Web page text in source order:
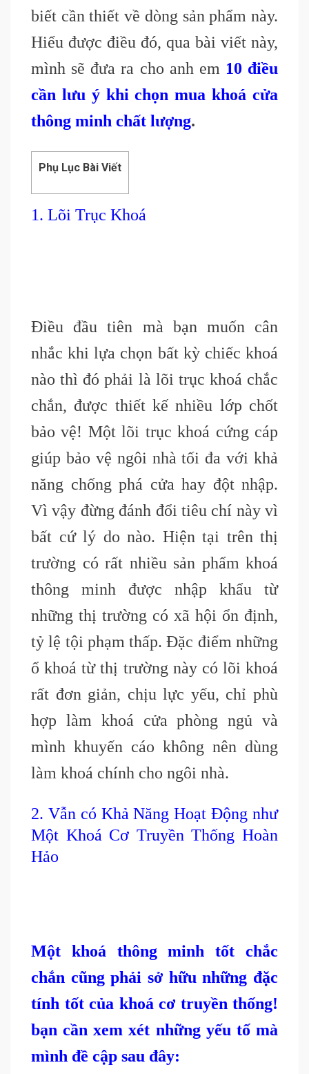
biết cần thiết về dòng sản phẩm này.
Hiểu được điều đó, qua bài viết này,
mình sẽ đưa ra cho anh em 10 điều
cần lưu ý khi chọn mua khoá cửa
thông minh chất lượng.
Phụ Lục Bài Viết
1. Lõi Trục Khoá
Điều đầu tiên mà bạn muốn cân
nhắc khi lựa chọn bất kỳ chiếc khoá
nào thì đó phải là lõi trục khoá chắc
chắn, được thiết kế nhiều lớp chốt
bảo vệ! Một lõi trục khoá cứng cáp
giúp bảo vệ ngôi nhà tối đa với khả
năng chống phá cửa hay đột nhập.
Vì vậy đừng đánh đổi tiêu chí này vì
bất cứ lý do nào. Hiện tại trên thị
trường có rất nhiều sản phẩm khoá
thông minh được nhập khẩu từ
những thị trường có xã hội ổn định,
tỷ lệ tội phạm thấp. Đặc điểm những
ổ khoá từ thị trường này có lõi khoá
rất đơn giản, chịu lực yếu, chỉ phù
hợp làm khoá cửa phòng ngủ và
mình khuyến cáo không nên dùng
làm khoá chính cho ngôi nhà.
2. Vẫn có Khả Năng Hoạt Động như
Một Khoá Cơ Truyền Thống Hoàn
Hảo
Một khoá thông minh tốt chắc
chắn cũng phải sở hữu những đặc
tính tốt của khoá cơ truyền thống!
bạn cần xem xét những yếu tố mà
mình đề cập sau đây: